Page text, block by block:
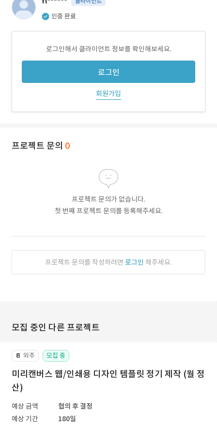
인증 완료
로그인해서 클라이언트 정보를 확인해보세요.
로그인
회원가입
프로젝트 문의 0
프로젝트 문의가 없습니다.
첫 번째 프로젝트 문의를 등록해주세요.
프로젝트 문의를 작성하려면 로그인 해주세요.
모집 중인 다른 프로젝트
📔 외주 모집 중
미리캔버스 웹/인쇄용 디자인 템플릿 정기 제작 (월 정
산)
예상 금액
협의 후 결정
예상 기간
180일